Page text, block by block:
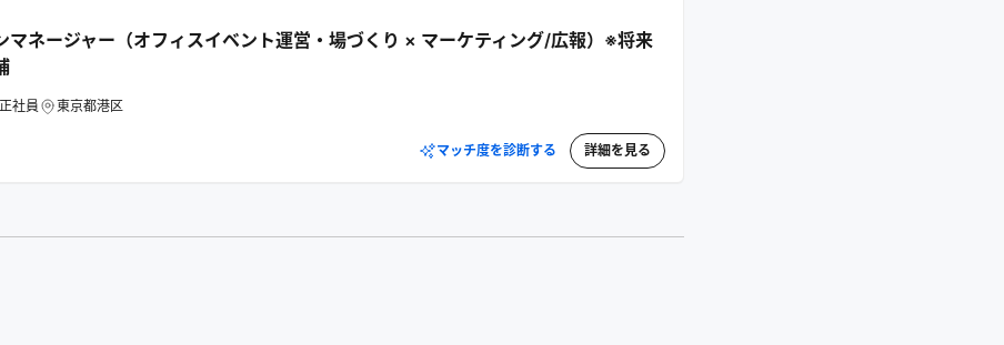
マネージャー（オフィスイベント運営・場づくり × マーケティング/広報）※将来
正社員 東京都港区
マッチ度を診断する 詳細を見る